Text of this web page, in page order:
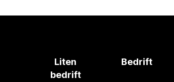
Liten
bedrift
Bedrift